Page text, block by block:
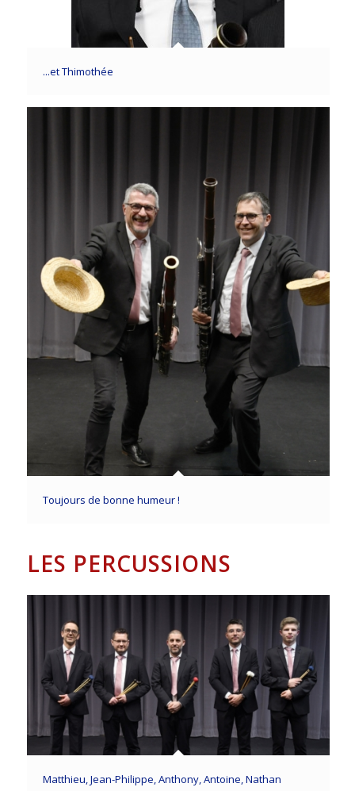
...et Thimothée
Toujours de bonne humeur !
LES PERCUSSIONS
Matthieu, Jean-Philippe, Anthony, Antoine, Nathan